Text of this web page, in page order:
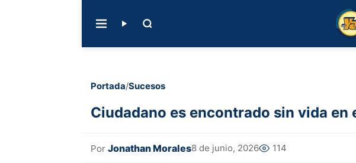
Portada/Sucesos
Ciudadano es encontrado sin vida
Por Jonathan Morales8 de junio, 2026 114